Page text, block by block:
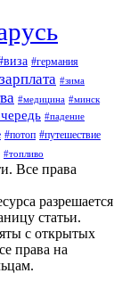
#германия
#зима
#медицина #минск
#падение
#потоп #путешествие
#топливо
Все права
разрешается
статьи.
с открытых
права на